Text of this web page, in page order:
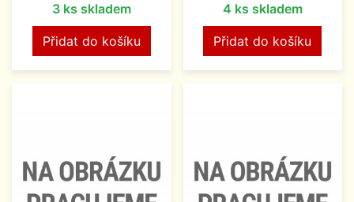
3 ks skladem
Přidat do košíku
4 ks skladem
Přidat do košíku